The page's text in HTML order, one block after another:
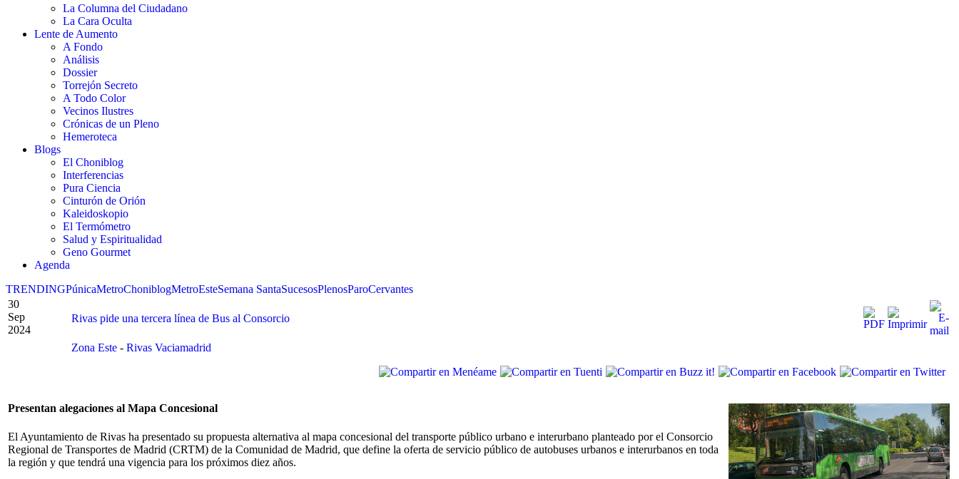
La Columna del Ciudadano
La Cara Oculta
Lente de Aumento
A Fondo
Análisis
Dossier
Torrejón Secreto
A Todo Color
Vecinos Ilustres
Crónicas de un Pleno
Hemeroteca
Blogs
El Choniblog
Interferencias
Pura Ciencia
Cinturón de Orión
Kaleidoskopio
El Termómetro
Salud y Espiritualidad
Geno Gourmet
Agenda
TRENDINGPúnicaMetroChoniblogMetroEsteSemana SantaSucesosPlenosParoCervantes
30
Sep
2024
Rivas pide una tercera línea de Bus al Consorcio
Zona Este - Rivas Vaciamadrid
Presentan alegaciones al Mapa Concesional
El Ayuntamiento de Rivas ha presentado su propuesta alternativa al mapa concesional del transporte público urbano e interurbano planteado por el Consorcio
Regional de Transportes de Madrid (CRTM) de la Comunidad de Madrid, que define la oferta de servicio público de autobuses urbanos e interurbanos en toda
la región y que tendrá una vigencia para los próximos diez años.